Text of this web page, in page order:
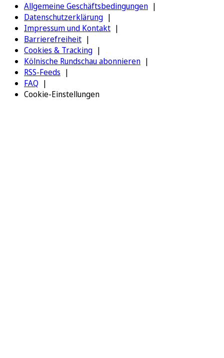
Allgemeine Geschäftsbedingungen
Datenschutzerklärung
Impressum und Kontakt
Barrierefreiheit
Cookies & Tracking
Kölnische Rundschau abonnieren
RSS-Feeds
FAQ
Cookie-Einstellungen